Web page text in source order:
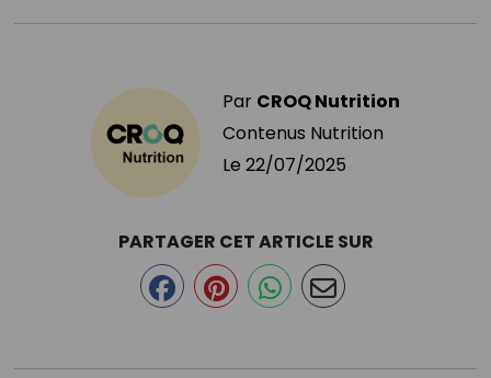
Par CROQ Nutrition
Contenus Nutrition
Le 22/07/2025
PARTAGER CET ARTICLE SUR